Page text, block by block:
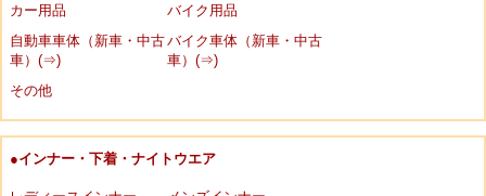
カー用品
バイク用品
自動車車体（新車・中古
車）(⇒)
バイク車体（新車・中古
車）(⇒)
その他
●インナー・下着・ナイトウエア